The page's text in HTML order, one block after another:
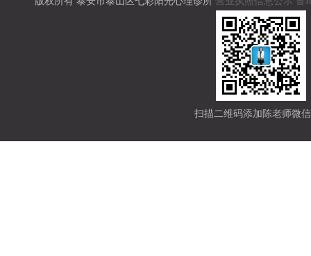
扫描二维码添加陈老师微信